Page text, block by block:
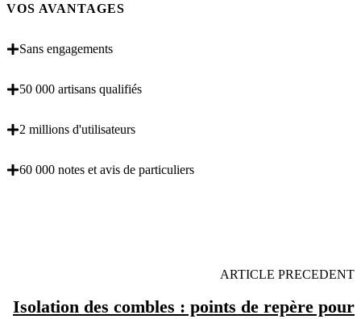
VOS AVANTAGES
Sans engagements
50 000 artisans qualifiés
2 millions d'utilisateurs
60 000 notes et avis de particuliers
ARTICLE PRECEDENT
Isolation des combles : points de repère pour